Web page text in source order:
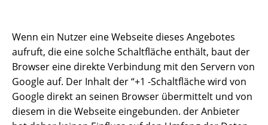
Wenn ein Nutzer eine Webseite dieses Angebotes
aufruft, die eine solche Schaltfläche enthält, baut der
Browser eine direkte Verbindung mit den Servern von
Google auf. Der Inhalt der “+1 -Schaltfläche wird von
Google direkt an seinen Browser übermittelt und von
diesem in die Webseite eingebunden. der Anbieter